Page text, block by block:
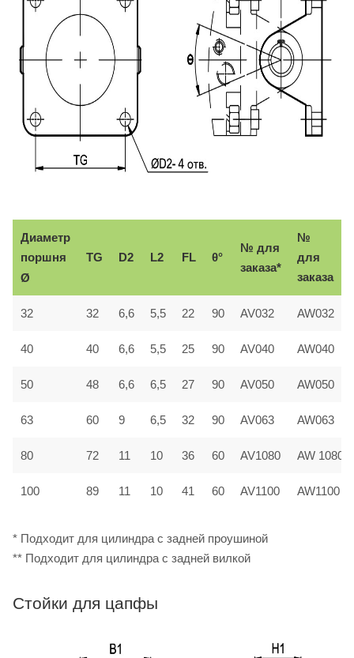
Диаметр
поршня
Ø
TG D2 L2 FL θ°
№ для
заказа*
№
для
заказа
32 32 6,6 5,5 22 90 AV032 AW032
40 40 6,6 5,5 25 90 AV040 AW040
50 48 6,6 6,5 27 90 AV050 AW050
63 60 9 6,5 32 90 AV063 AW063
80 72 11 10 36 60 AV1080 AW 1080
100 89 11 10 41 60 AV1100 AW1100
* Подходит для цилиндра с задней проушиной
** Подходит для цилиндра с задней вилкой
Стойки для цапфы